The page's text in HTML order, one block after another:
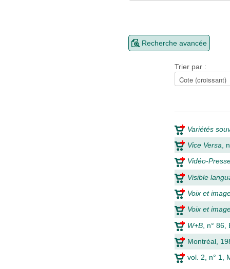
Recherche avancée
Trier par :
Variétés
Vice Versa ,
Vidéo-
Visible
Voix et
Voix et
W+B , n°
Montréal,
vol. 2, n° 1,